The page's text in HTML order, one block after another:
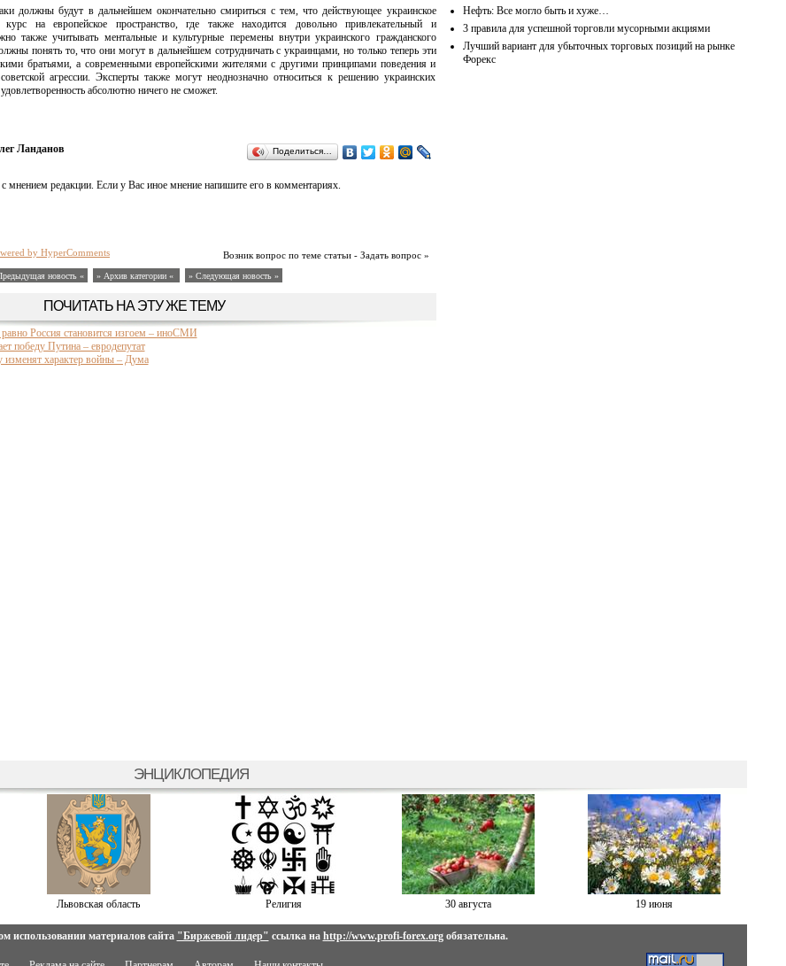
должны будут в дальнейшем окончательно смириться с тем, что действующее украинское
курс на европейское пространство, где также находится довольно привлекательный и
также учитывать ментальные и культурные перемены внутри украинского гражданского
понять то, что они могут в дальнейшем сотрудничать с украинцами, но только теперь эти
братьями, а современными европейскими жителями с другими принципами поведения и
агрессии. Эксперты также могут неоднозначно относиться к решению украинских
абсолютно ничего не сможет.
Ланданов Поделиться…
мнением редакции. Если у Вас иное мнение напишите его в комментариях.
Возник вопрос по теме статьи - Задать вопрос »
by HyperComments
новость « » Архив категории « » Следующая новость »
ПОЧИТАТЬ НА ЭТУ ЖЕ ТЕМУ
Россия становится изгоем – иноСМИ
победу Путина – евродепутат
изменят характер войны – Дума
Нефть: Все могло быть и хуже…
3 правила для успешной торговли мусорными акциями
Лучший вариант для убыточных торговых позиций на рынке
Форекс
ЭНЦИКЛОПЕДИЯ
Львовская область Религия 30 августа 19 июня
использовании материалов сайта "Биржевой лидер" ссылка на http://www.profi-forex.orgобязательна.